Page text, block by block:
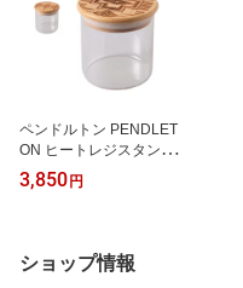
ペンドルトン PENDLET
ON ヒートレジスタント
キャニスター RC737
3,850円
ショップ情報